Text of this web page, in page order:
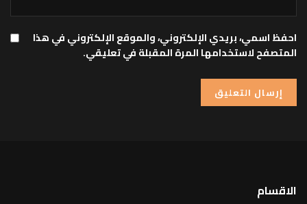
احفظ اسمي، بريدي الإلكتروني، والموقع الإلكتروني في هذا
المتصفح لاستخدامها المرة المقبلة في تعليقي.
الاقسام